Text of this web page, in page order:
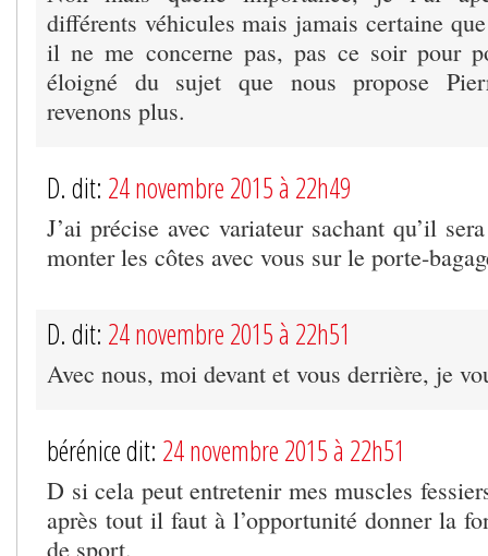
différents véhicules mais jamais certaine
il ne me concerne pas, pas ce soir pour
éloigné du sujet que nous propose
revenons plus.
D. dit: 24 novembre 2015 à 22h49
J’ai précise avec variateur sachant qu’il
monter les côtes avec vous sur le porte-
D. dit: 24 novembre 2015 à 22h51
Avec nous, moi devant et vous derrière, je
bérénice dit: 24 novembre 2015 à 22h51
D si cela peut entretenir mes muscles
après tout il faut à l’opportunité donner la
de sport.